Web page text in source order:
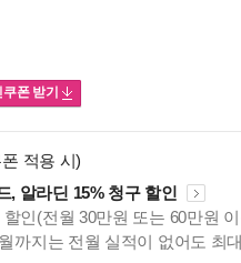
폰 받기
적용 시)
, 알라딘 15% 청구 할인
인(전월 30만원 또는 60만원
까지는 전월 실적이 없어도 최대